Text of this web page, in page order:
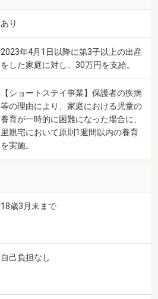
あり
2023年4月1日以降に第3子以上の出産
をした家庭に対し、30万円を支給。
【ショートステイ事業】保護者の疾病
等の理由により、家庭における児童の
養育が一時的に困難になった場合に、
里親宅において原則1週間以内の養育
を実施。
18歳3月末まで
自己負担なし